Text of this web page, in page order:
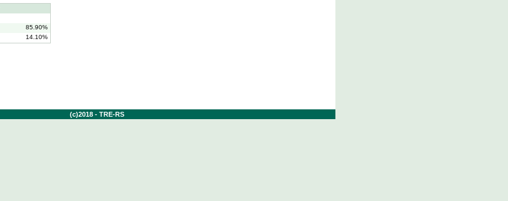
85.90%
14.10%
(c)2018 - TRE-RS